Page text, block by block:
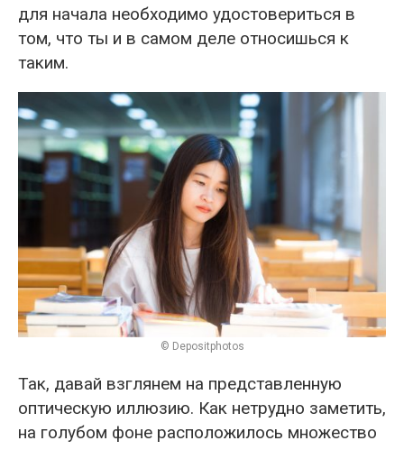
для начала необходимо удостовериться в
том, что ты и в самом деле относишься к
таким.
© Depositphotos
Так, давай взглянем на представленную
оптическую иллюзию. Как нетрудно заметить,
на голубом фоне расположилось множество